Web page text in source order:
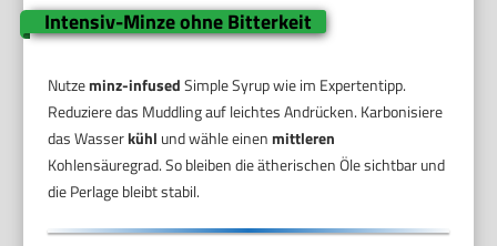
Intensiv-Minze ohne Bitterkeit
Nutzeminz-infusedSimple Syrup wie im Expertentipp.
Reduziere das Muddling auf leichtes Andrücken. Karbonisiere
das Wasserkühl und wähle einenmittleren
Kohlensäuregrad. So bleiben die ätherischen Öle sichtbar und
die Perlage bleibt stabil.